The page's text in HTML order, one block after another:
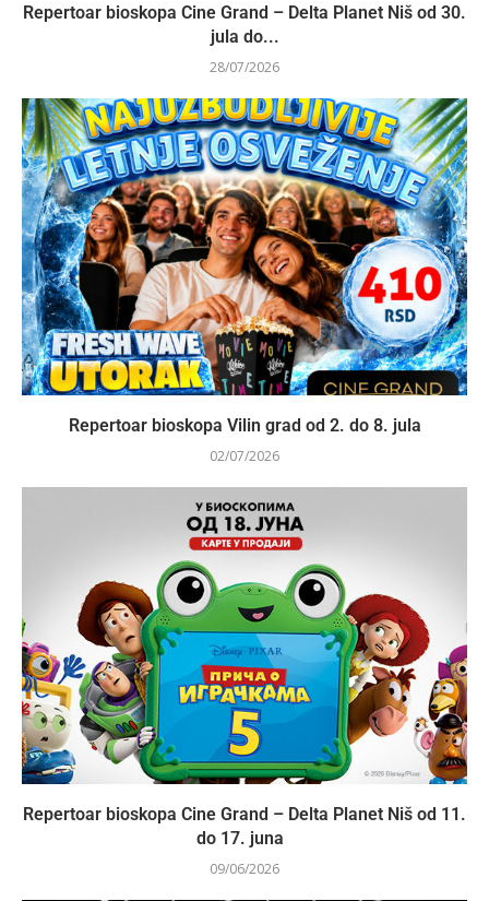
Repertoar bioskopa Cine Grand – Delta Planet Niš od 30.
jula do...
28/07/2026
Repertoar bioskopa Vilin grad od 2. do 8. jula
02/07/2026
Repertoar bioskopa Cine Grand – Delta Planet Niš od 11.
do 17. juna
09/06/2026